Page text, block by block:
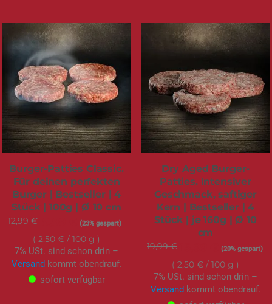
Burger-Patties Classic.
Für deinen perfekten
Burger | Bestseller | 4
Stück | 100g | Ø 10 cm
12,99 € Sonderangebot(23% gespart)
2,50 € / 100 g
7% USt. sind schon drin –
Versandkommt obendrauf.
sofort verfügbar
Dry Aged Burger-
Patties. Intensiver
Geschmack, saftiger
Kern | Bestseller | 4
Stück | je 160g | Ø 10
cm
19,99 € Sonderangebot(20% gespart)
2,50 € / 100 g
7% USt. sind schon drin –
Versandkommt obendrauf.